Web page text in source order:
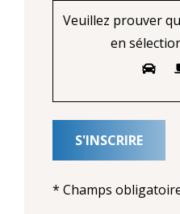
Veuillez prouver
en
* Champs